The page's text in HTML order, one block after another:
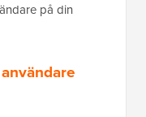
på din